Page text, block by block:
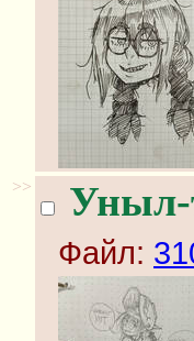
>> Уныл-
Файл: